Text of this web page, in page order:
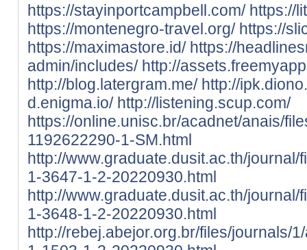
https://stayinportcampbell.com/ https://
https://montenegro-travel.org/ https://
https://maximastore.id/ https://
admin/includes/ http://
http://blog.latergram.me/ http://
d.enigma.io/ http://listening.scup.com/
https://online.unisc.br/acadnet/anais/
1192622290-1-SM.html
http://www.graduate.dusit.ac.th/
1-3647-1-2-20220930.html
http://www.graduate.dusit.ac.th/
1-3648-1-2-20220930.html
http://rebej.abejor.org.br/files/journals/